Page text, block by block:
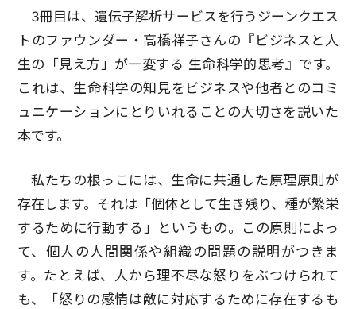
3冊目は、遺伝子解析サービスを行うジーンクエス
トのファウンダー・高橋祥子さんの『ビジネスと人
生の「見え方」が一変する 生命科学的思考』です。
これは、生命科学の知見をビジネスや他者とのコミ
ュニケーションにとりいれることの大切さを説いた
本です。
私たちの根っこには、生命に共通した原理原則が
存在します。それは「個体として生き残り、種が繁栄
するために行動する」というもの。この原則によっ
て、個人の人間関係や組織の問題の説明がつきま
す。たとえば、人から理不尽な怒りをぶつけられて
も、「怒りの感情は敵に対応するために存在するも